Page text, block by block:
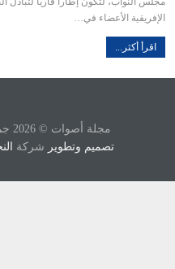
الإفريقية الأعضاء في…
اقرأ أكثر...
مجلة أصوات © 2026 جميع حقوق الموقع محفوظة.
تصميم وتطوير شركة